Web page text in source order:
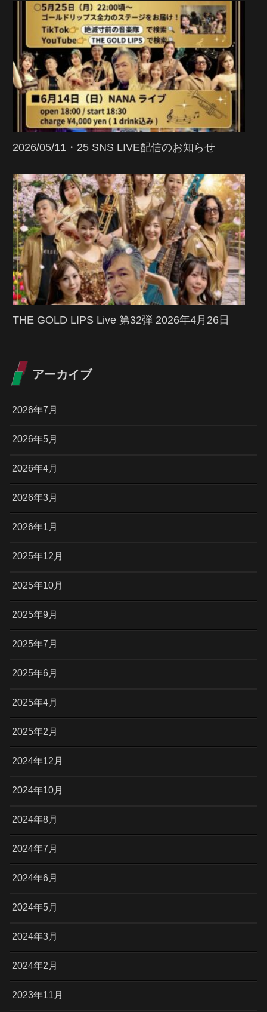
2026/05/11・25 SNS LIVE配信のお知らせ
THE GOLD LIPS Live 第32弾 2026年4月26日
アーカイブ
2026年7月
2026年5月
2026年4月
2026年3月
2026年1月
2025年12月
2025年10月
2025年9月
2025年7月
2025年6月
2025年4月
2025年2月
2024年12月
2024年10月
2024年8月
2024年7月
2024年6月
2024年5月
2024年3月
2024年2月
2023年11月